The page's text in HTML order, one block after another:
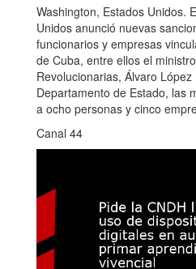
Washington, Estados Unidos.
Unidos anunció nuevas
funcionarios y empresas
de Cuba, entre ellos el
Revolucionarias, Álvaro
Departamento de Estado, las
a ocho personas y cinco
Canal 44